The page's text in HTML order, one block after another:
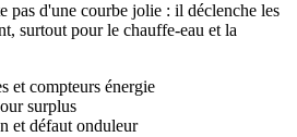
pas d'une courbe jolie : il déclenche les
surtout pour le chauffe-eau et la
et compteurs énergie
surplus
et défaut onduleur